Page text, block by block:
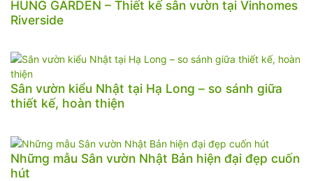
HUNG GARDEN – Thiết kế sân vườn tại Vinhomes
Riverside
Sân vườn kiểu Nhật tại Hạ Long – so sánh giữa
thiết kế, hoàn thiện
Những mẫu Sân vườn Nhật Bản hiện đại đẹp cuốn
hút